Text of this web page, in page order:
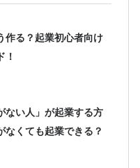
作る？起業初心者向け
！
ない人」が起業する方
なくても起業できる？